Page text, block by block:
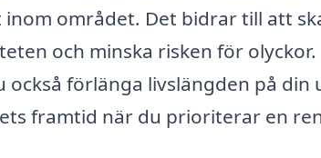
området. Det bidrar till att
och minska risken för
också förlänga livslängden på
framtid när du prioriterar en